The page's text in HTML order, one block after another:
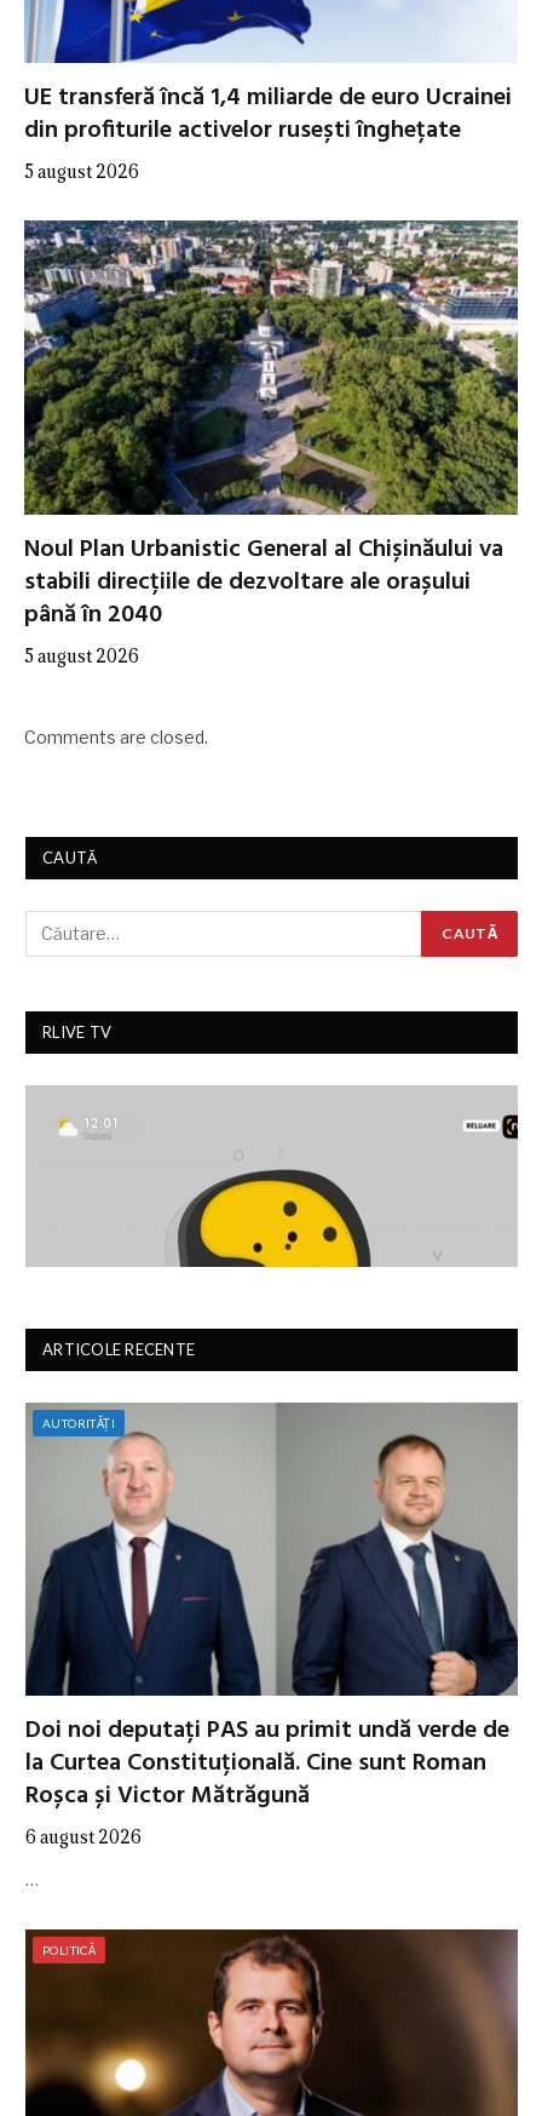
UE transferă încă 1,4 miliarde de euro Ucrainei
din profiturile activelor rusești înghețate
5 august 2026
Noul Plan Urbanistic General al Chișinăului va
stabili direcțiile de dezvoltare ale orașului
până în 2040
5 august 2026
Comments are closed.
CAUTĂ
RLIVE TV
ARTICOLE RECENTE
AUTORITĂȚI
Doi noi deputați PAS au primit undă verde de
la Curtea Constituțională. Cine sunt Roman
Roșca și Victor Mătrăgună
6 august 2026
…
POLITICĂ